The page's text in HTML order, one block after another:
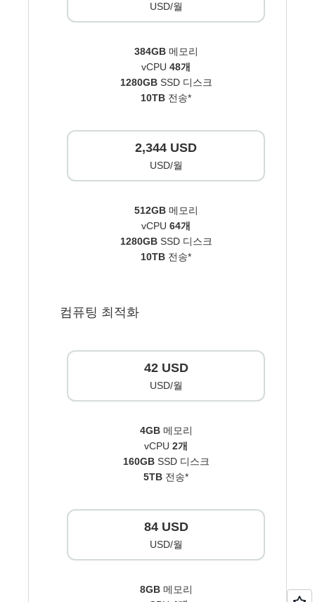
USD/월
384GB메모리
vCPU 48개
1280GBSSD 디스크
10TB 전송*
2,344 USD
USD/월
512GB메모리
vCPU 64개
1280GBSSD 디스크
10TB 전송*
컴퓨팅 최적화
42 USD
USD/월
4GB 메모리
vCPU 2개
160GBSSD 디스크
5TB 전송*
84 USD
USD/월
8GB메모리